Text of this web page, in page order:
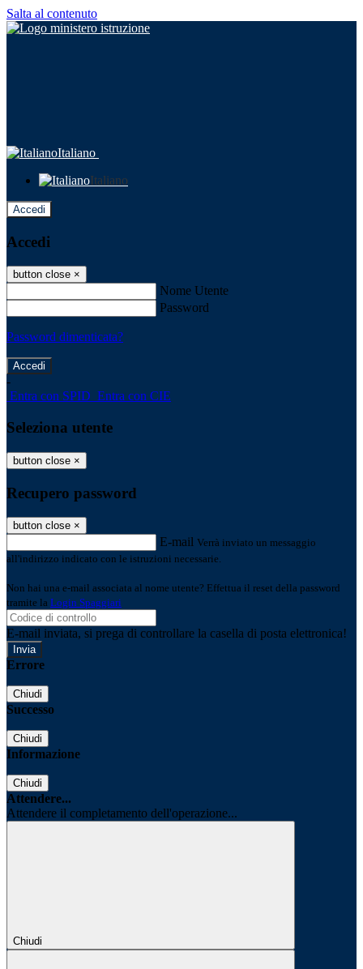
Salta al contenuto
Italiano
Italiano
Accedi
Accedi
button close ×
Nome Utente
Password
Password dimenticata?
-
Entra con SPID Entra con CIE
Seleziona utente
button close ×
Recupero password
button close ×
E-mail Verrà inviato un messaggio
all'indirizzo indicato con le istruzioni necessarie.
Non hai una e-mail associata al nome utente? Effettua il reset della password
tramite la Login Spaggiari
E-mail inviata, si prega di controllare la casella di posta elettronica!
Errore
Chiudi
Successo
Chiudi
Informazione
Chiudi
Attendere...
Attendere il completamento dell'operazione...
Chiudi